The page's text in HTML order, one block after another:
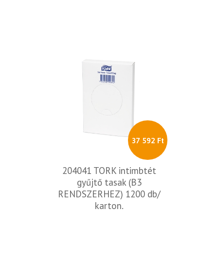
37 592 Ft
204041 TORK intimbtét
gyűjtő tasak (B3
RENDSZERHEZ) 1200 db/
karton.